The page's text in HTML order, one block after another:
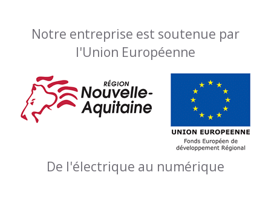
Notre entreprise est soutenue par
l'Union Européenne
De l'électrique au numérique